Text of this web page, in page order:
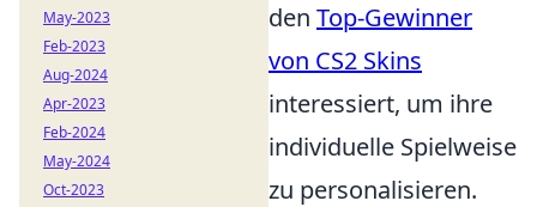
den Top-Gewinner
von CS2 Skins
interessiert, um ihre
individuelle Spielweise
zu personalisieren.
May-2023
Feb-2023
Aug-2024
Apr-2023
Feb-2024
May-2024
Oct-2023